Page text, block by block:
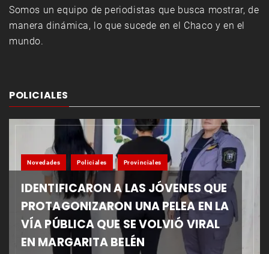
Somos un equipo de periodistas que busca mostrar, de
manera dinámica, lo que sucede en el Chaco y en el
mundo.
POLICIALES
Novedades Policiales Provinciales
IDENTIFICARON A LAS JÓVENES QUE
PROTAGONIZARON UNA PELEA EN LA
VÍA PÚBLICA QUE SE VOLVIÓ VIRAL
EN MARGARITA BELÉN